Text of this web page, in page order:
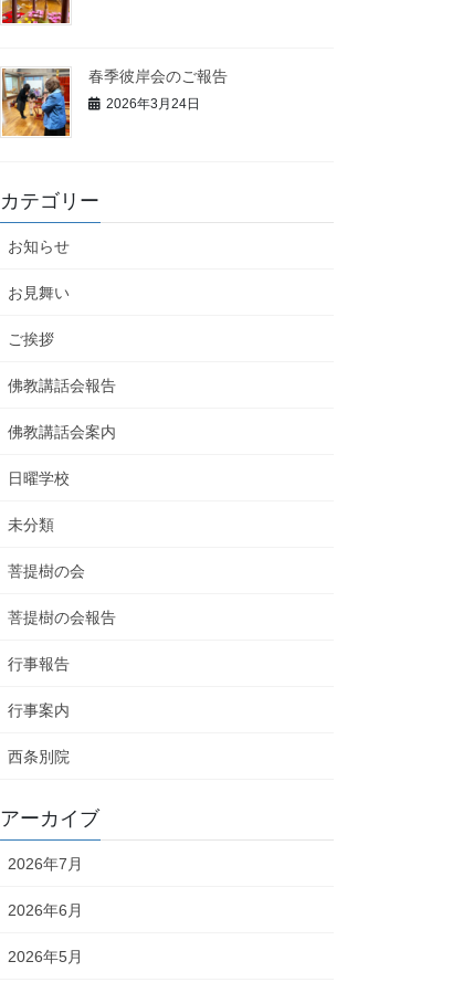
春季彼岸会のご報告
2026年3月24日
カテゴリー
お知らせ
お見舞い
ご挨拶
佛教講話会報告
佛教講話会案内
日曜学校
未分類
菩提樹の会
菩提樹の会報告
行事報告
行事案内
西条別院
アーカイブ
2026年7月
2026年6月
2026年5月